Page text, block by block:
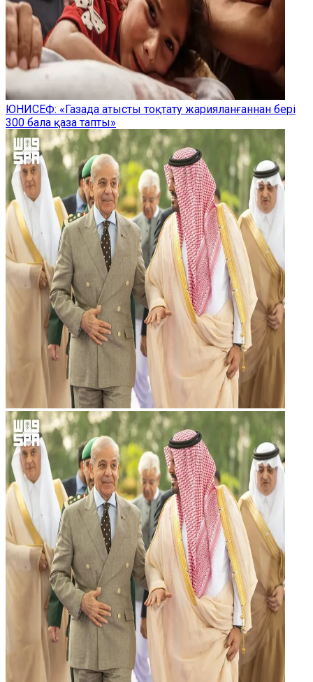
ЮНИСЕФ: «Газада атысты тоқтату жарияланғаннан бері
300 бала қаза тапты»